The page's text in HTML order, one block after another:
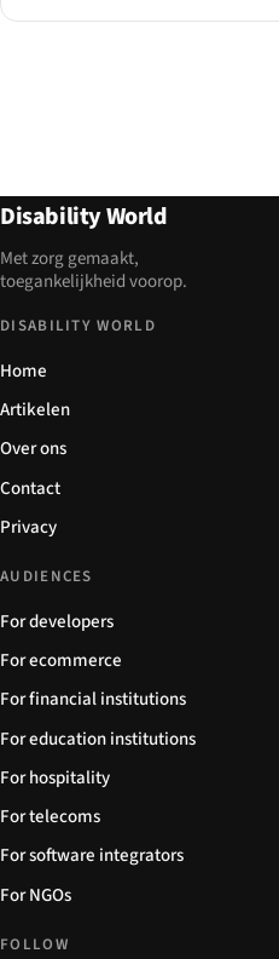
Disability World
Met zorg gemaakt,
toegankelijkheid voorop.
DISABILITY WORLD
Home
Artikelen
Over ons
Contact
Privacy
AUDIENCES
For developers
For ecommerce
For financial institutions
For education institutions
For hospitality
For telecoms
For software integrators
For NGOs
FOLLOW